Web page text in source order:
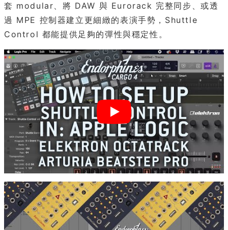
套 modular、將 DAW 與 Eurorack 完整同步、或透
過 MPE 控制器建立更細緻的表演手勢，Shuttle
Control 都能提供足夠的彈性與穩定性。